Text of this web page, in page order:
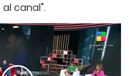
canal".